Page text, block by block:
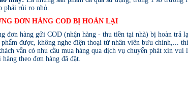
phải rủi ro nhỏ.
ĐƠN HÀNG COD BỊ HOÀN LẠI
đơn hàng gửi COD (nhận hàng - thu tiền tại nhà) bị hoàn trả
phẩm được, không nghe điện thoại từ nhân viên bưu chính,...
vẫn có nhu cầu mua hàng qua dịch vụ chuyển phát xin
theo đơn hàng đã đặt.